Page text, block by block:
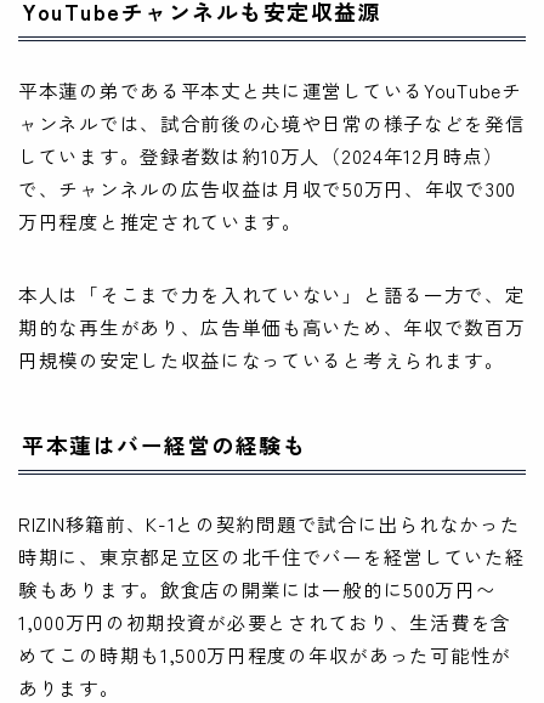
YouTubeチャンネルも安定収益源
平本蓮の弟である平本丈と共に運営しているYouTubeチ
ャンネルでは、試合前後の心境や日常の様子などを発信
しています。登録者数は約10万人（2024年12月時点）
で、チャンネルの広告収益は月収で50万円、年収で300
万円程度と推定されています。
本人は「そこまで力を入れていない」と語る一方で、定
期的な再生があり、広告単価も高いため、年収で数百万
円規模の安定した収益になっていると考えられます。
平本蓮はバー経営の経験も
RIZIN移籍前、K-1との契約問題で試合に出られなかった
時期に、東京都足立区の北千住でバーを経営していた経
験もあります。飲食店の開業には一般的に500万円〜
1,000万円の初期投資が必要とされており、生活費を含
めてこの時期も1,500万円程度の年収があった可能性が
あります。